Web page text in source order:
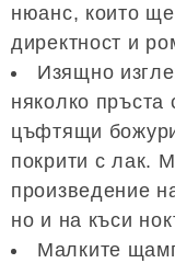
нюанс, които ще
директност и
Изящно
няколко пръста
цъфтящи
покрити с лак.
произведение
но и на къси
Малките